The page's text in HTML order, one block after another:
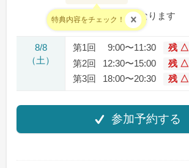
特典内容をチェック！
料金：全て無料となります
8/8
（土）
第1回 9:00〜11:30
残 △
第2回
12:30〜15:00
残 △
第3回
18:00〜20:30 残 △
参加予約する